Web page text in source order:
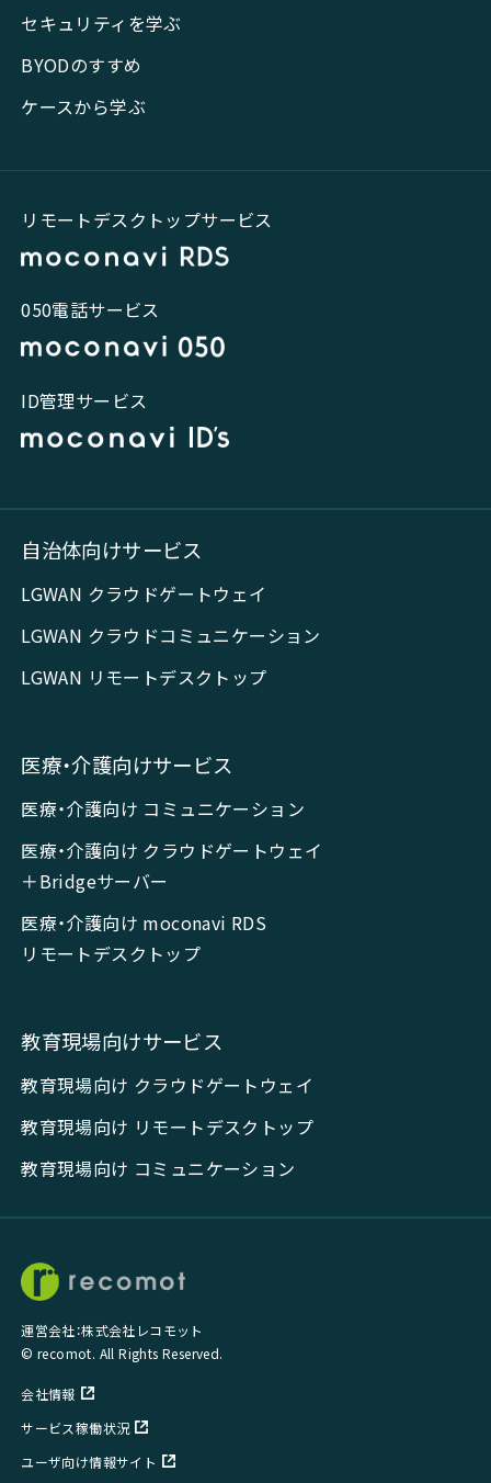
セキュリティを学ぶ
BYODのすすめ
ケースから学ぶ
リモートデスクトップサービス
050電話サービス
ID管理サービス
自治体向けサービス
LGWAN クラウドゲートウェイ
LGWAN クラウドコミュニケーション
LGWAN リモートデスクトップ
医療・介護向けサービス
医療・介護向け コミュニケーション
医療・介護向け クラウドゲートウェイ
＋Bridgeサーバー
医療・介護向け moconavi RDS
リモートデスクトップ
教育現場向けサービス
教育現場向け クラウドゲートウェイ
教育現場向け リモートデスクトップ
教育現場向け コミュニケーション
運営会社：株式会社レコモット
© recomot. All Rights Reserved.
会社情報
サービス稼働状況
ユーザ向け情報サイト